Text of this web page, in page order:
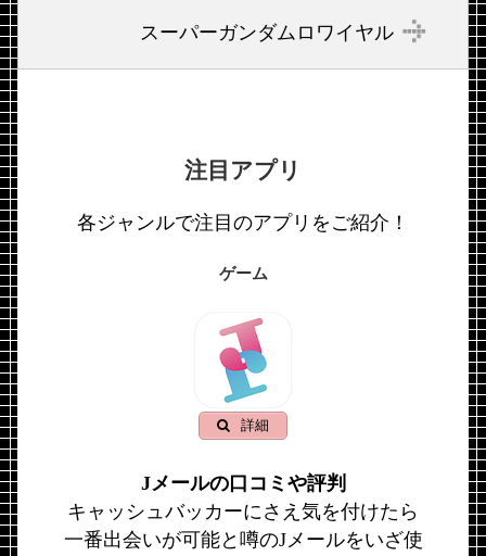
スーパーガンダムロワイヤル
注目アプリ
各ジャンルで注目のアプリをご紹介！
ゲーム
詳細
Jメールの口コミや評判
キャッシュバッカーにさえ気を付けたら
一番出会いが可能と噂のJメールをいざ使